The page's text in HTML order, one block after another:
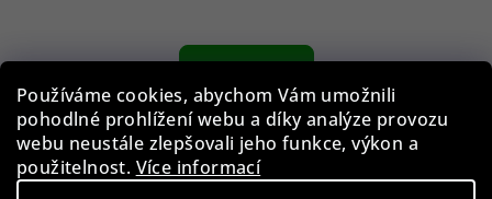
Používáme cookies, abychom Vám umožnili
pohodlné prohlížení webu a díky analýze provozu
webu neustále zlepšovali jeho funkce, výkon a
použitelnost. Více informací
Akce
Novinka